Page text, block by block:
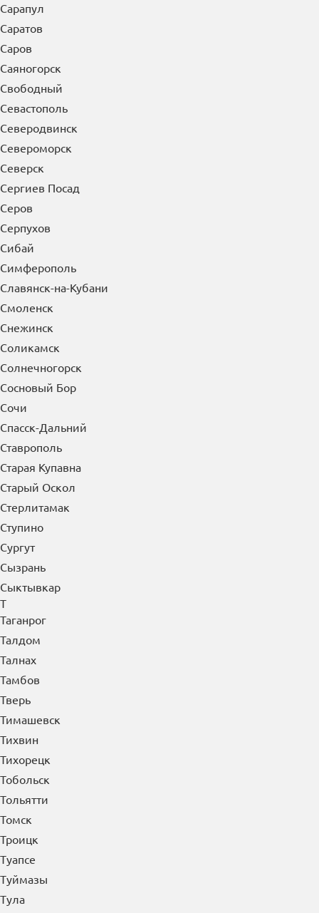
Сарапул
Саратов
Саров
Саяногорск
Свободный
Севастополь
Северодвинск
Североморск
Северск
Сергиев Посад
Серов
Серпухов
Сибай
Симферополь
Славянск-на-Кубани
Смоленск
Снежинск
Соликамск
Солнечногорск
Сосновый Бор
Сочи
Спасск-Дальний
Ставрополь
Старая Купавна
Старый Оскол
Стерлитамак
Ступино
Сургут
Сызрань
Сыктывкар
Т
Таганрог
Талдом
Талнах
Тамбов
Тверь
Тимашевск
Тихвин
Тихорецк
Тобольск
Тольятти
Томск
Троицк
Туапсе
Туймазы
Тула